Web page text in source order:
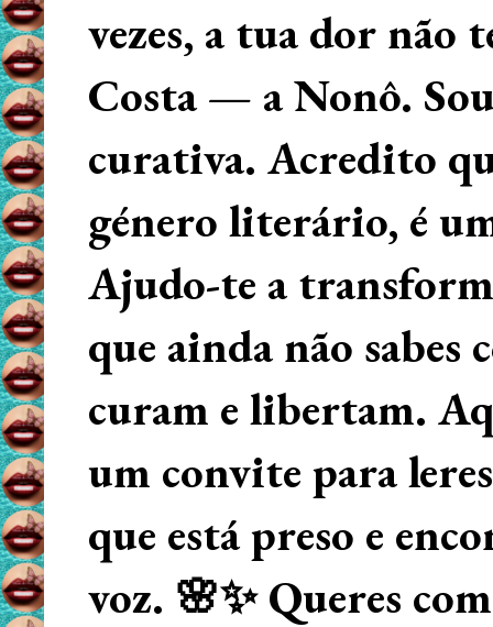
vezes, a tua dor não
Costa — a Nonô.
curativa. Acredito
género literário, é
Ajudo-te a
que ainda não
curam e libertam.
um convite para
que está preso e
voz. 🌸✨ Queres